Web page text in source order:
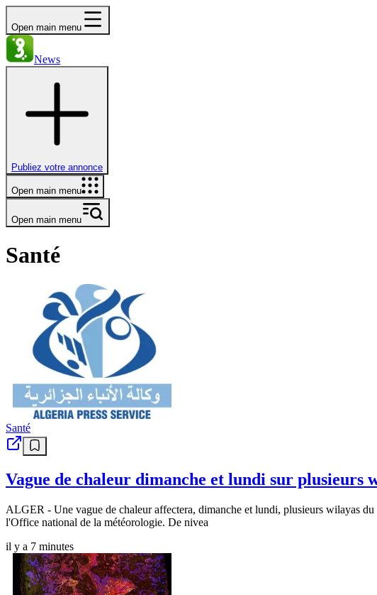
Open main menu
News
Publiez votre annonce
Open main menu
Open main menu
Santé
Santé
Vague de chaleur dimanche et lundi sur plusieurs
ALGER - Une vague de chaleur affectera, dimanche et lundi, plusieurs wilayas
l'Office national de la météorologie. De nivea
il y a 7 minutes